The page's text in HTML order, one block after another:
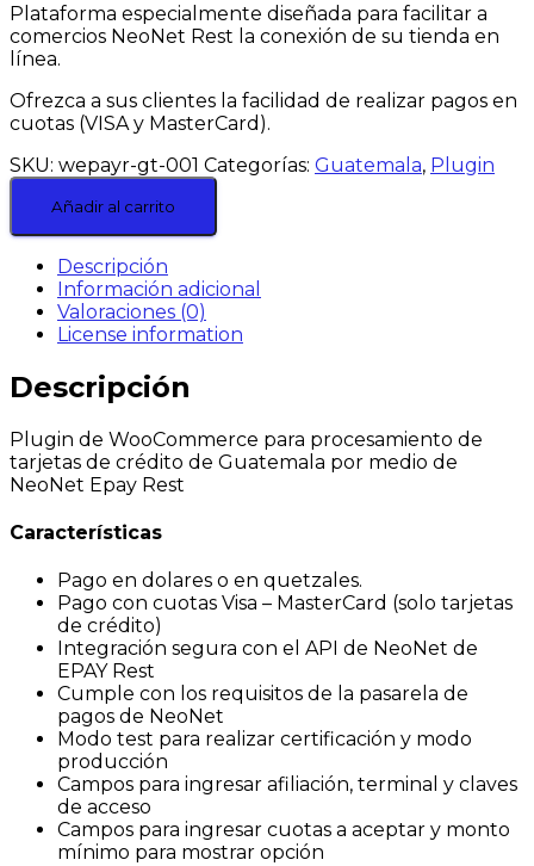
Plataforma especialmente diseñada para facilitar a
comercios NeoNet Rest la conexión de su tienda en
línea.
Ofrezca a sus clientes la facilidad de realizar pagos en
cuotas (VISA y MasterCard).
SKU: wepayr-gt-001 Categorías: Guatemala, Plugin
Añadir al carrito
Descripción
Información adicional
Valoraciones (0)
License information
Descripción
Plugin de WooCommerce para procesamiento de
tarjetas de crédito de Guatemala por medio de
NeoNet Epay Rest
Características
Pago en dolares o en quetzales.
Pago con cuotas Visa – MasterCard (solo tarjetas
de crédito)
Integración segura con el API de NeoNet de
EPAY Rest
Cumple con los requisitos de la pasarela de
pagos de NeoNet
Modo test para realizar certificación y modo
producción
Campos para ingresar afiliación, terminal y claves
de acceso
Campos para ingresar cuotas a aceptar y monto
mínimo para mostrar opción